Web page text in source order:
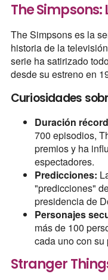
The
The Simpsons es la
historia de la
serie ha satirizado
desde su estreno en
Curiosidades
Duración
700 episodios,
premios y ha
espectadores.
Predicciones:
"predicciones"
presidencia de
Personajes
más de 100
cada uno con
Stranger